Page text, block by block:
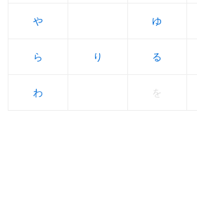
や
や ゆ
ゆ
ら
ら り
り る
る
わ
わ を